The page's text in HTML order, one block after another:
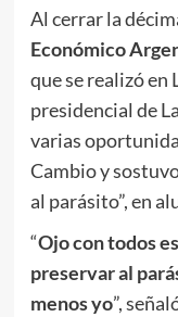
Al cerrar la
Económico
que se realizó en
presidencial de
varias
Cambio y
al parásito”, en
“Ojo con todos
preservar al
menos yo”,